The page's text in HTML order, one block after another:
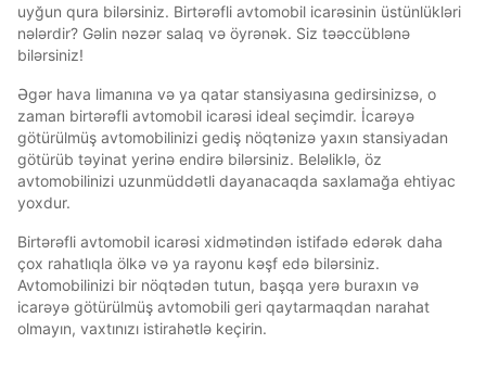
uyğun qura bilərsiniz. Birtərəfli avtomobil icarəsinin üstünlükləri
nələrdir? Gəlin nəzər salaq və öyrənək. Siz təəccüblənə
bilərsiniz!
Əgər hava limanına və ya qatar stansiyasına gedirsinizsə, o
zaman birtərəfli avtomobil icarəsi ideal seçimdir. İcarəyə
götürülmüş avtomobilinizi gediş nöqtənizə yaxın stansiyadan
götürüb təyinat yerinə endirə bilərsiniz. Beləliklə, öz
avtomobilinizi uzunmüddətli dayanacaqda saxlamağa ehtiyac
yoxdur.
Birtərəfli avtomobil icarəsi xidmətindən istifadə edərək daha
çox rahatlıqla ölkə və ya rayonu kəşf edə bilərsiniz.
Avtomobilinizi bir nöqtədən tutun, başqa yerə buraxın və
icarəyə götürülmüş avtomobili geri qaytarmaqdan narahat
olmayın, vaxtınızı istirahətlə keçirin.